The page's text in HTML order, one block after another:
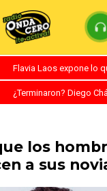
Flavia Laos expone lo
¿Terminaron? Diego
los
a sus